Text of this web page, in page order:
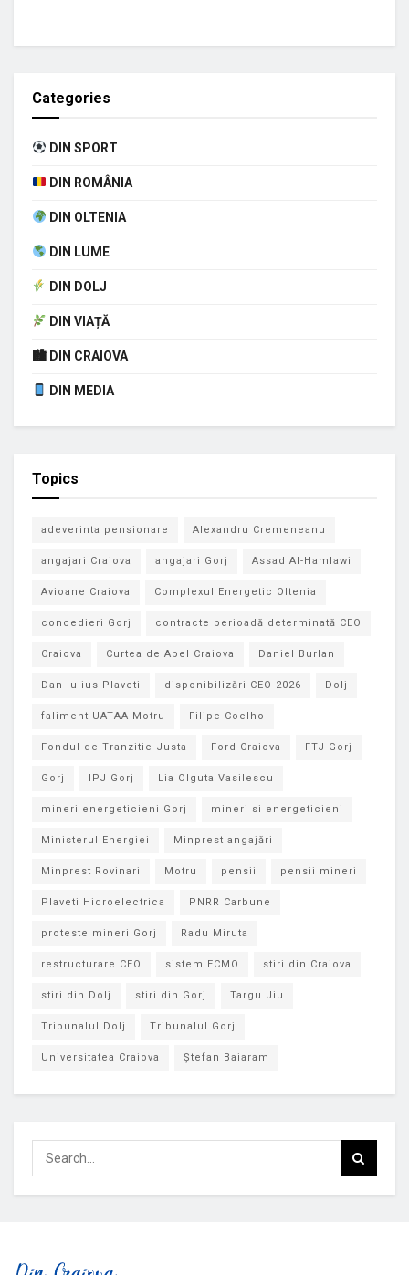
Categories
DIN SPORT
DIN ROMÂNIA
DIN OLTENIA
DIN LUME
DIN DOLJ
DIN VIAȚĂ
🏙 DIN CRAIOVA
DIN MEDIA
Topics
adeverinta pensionare Alexandru Cremeneanu
angajari Craiova angajari Gorj Assad Al-Hamlawi
Avioane Craiova Complexul Energetic Oltenia
concedieri Gorj contracte perioadă determinată CEO
Craiova Curtea de Apel Craiova Daniel Burlan
Dan Iulius Plaveti disponibilizări CEO 2026 Dolj
faliment UATAA Motru Filipe Coelho
Fondul de Tranzitie Justa Ford Craiova FTJ Gorj
Gorj IPJ Gorj Lia Olguta Vasilescu
mineri energeticieni Gorj mineri si energeticieni
Ministerul Energiei Minprest angajări
Minprest Rovinari Motru pensii pensii mineri
Plaveti Hidroelectrica PNRR Carbune
proteste mineri Gorj Radu Miruta
restructurare CEO sistem ECMO stiri din Craiova
stiri din Dolj stiri din Gorj Targu Jiu
Tribunalul Dolj Tribunalul Gorj
Universitatea Craiova Ștefan Baiaram